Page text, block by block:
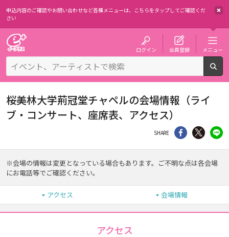
申込内容のご確認やお問い合わせなど各種メニューは、 こちらをタップしてご確認くだ
さい
ログイン 会員登録 メニュー
桜美林大学荊冠堂チャペルの会場情報（ライ
ブ・コンサート、座席表、アクセス）
SHARE シェア Twitter
※会場の情報は変更となっている場合もあります。ご不明な点は各会場
にお電話等でご確認ください。
アクセス 会場情報
アクセス